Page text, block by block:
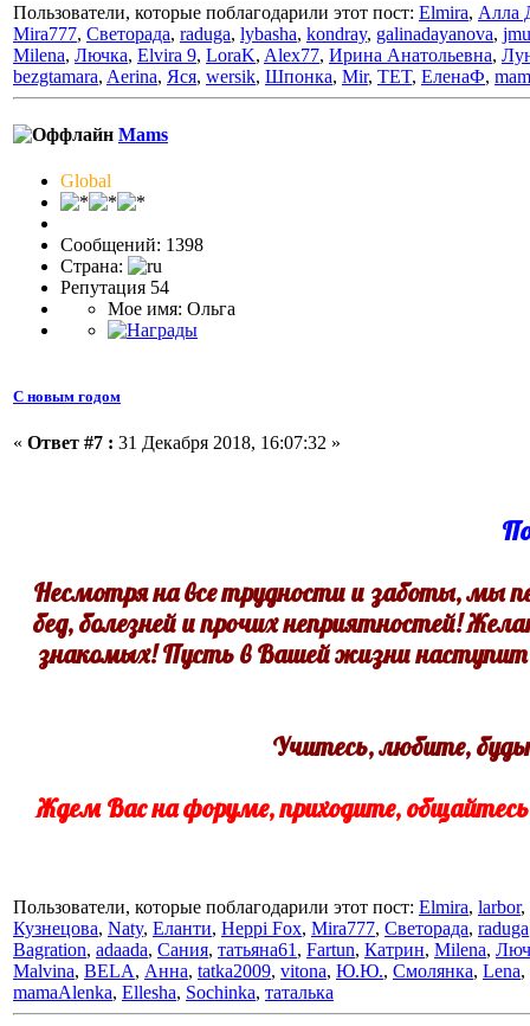
Пользователи, которые поблагодарили этот пост: Elmira, Алла
Mira777, Светорада, raduga, lybasha, kondray, galinadayanova,
Milena, Лючка, Elvira 9, LoraK, Alex77, Ирина Анатольевна,
bezgtamara, Aerina, Яся, wersik, Шпонка, Mir, TET, ЕленаФ,
Mams
Global
Сообщений: 1398
Страна:
Репутация 54
Мое имя: Ольга
С новым годом
« Ответ #7 : 31 Декабря 2018, 16:07:32 »
Несмотря на все трудности и заботы, мы
бед, болезней и прочих неприятностей!
знакомых! Пусть в Вашей жизни
Учитесь, любите,
Ждем Вас на форуме, приходите,
Пользователи, которые поблагодарили этот пост: Elmira, larbor,
Кузнецова, Naty, Еланти, Heppi Fox, Mira777, Светорада, raduga
Bagration, adaada, Сания, татьяна61 , Fartun, Катрин, Milena,
Malvina, BELA, Анна, tatka2009, vitona, Ю.Ю., Смолянка, Lena,
mamaAlenka, Ellesha, Sochinka, таталька